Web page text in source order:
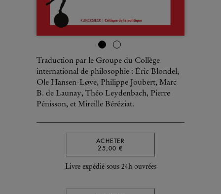
Traduction par le Groupe du Collège
international de philosophie : Éric Blondel,
Ole Hansen-Løve, Philippe Joubert, Marc
B. de Launay, Théo Leydenbach, Pierre
Pénisson, et Mireille Béréziat.
ACHETER
25,00 €
Livre expédié sous 24h ouvrées